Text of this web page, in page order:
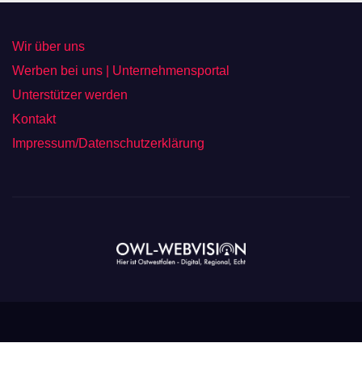
Wir über uns
Werben bei uns | Unternehmensportal
Unterstützer werden
Kontakt
Impressum/Datenschutzerklärung